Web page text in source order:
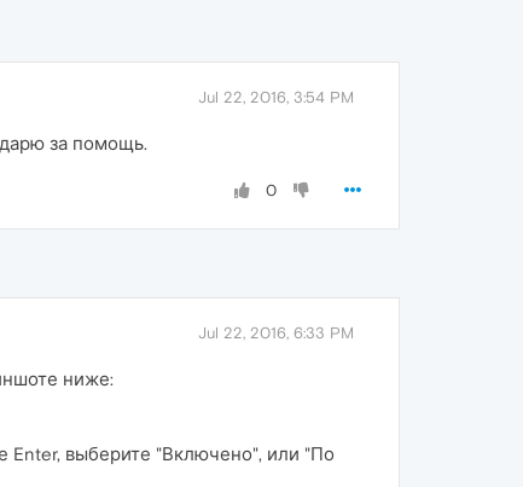
Jul 22, 2016, 3:54 PM
за помощь.
0
Jul 22, 2016, 6:33 PM
ниже:
Enter, выберите "Включено", или "По